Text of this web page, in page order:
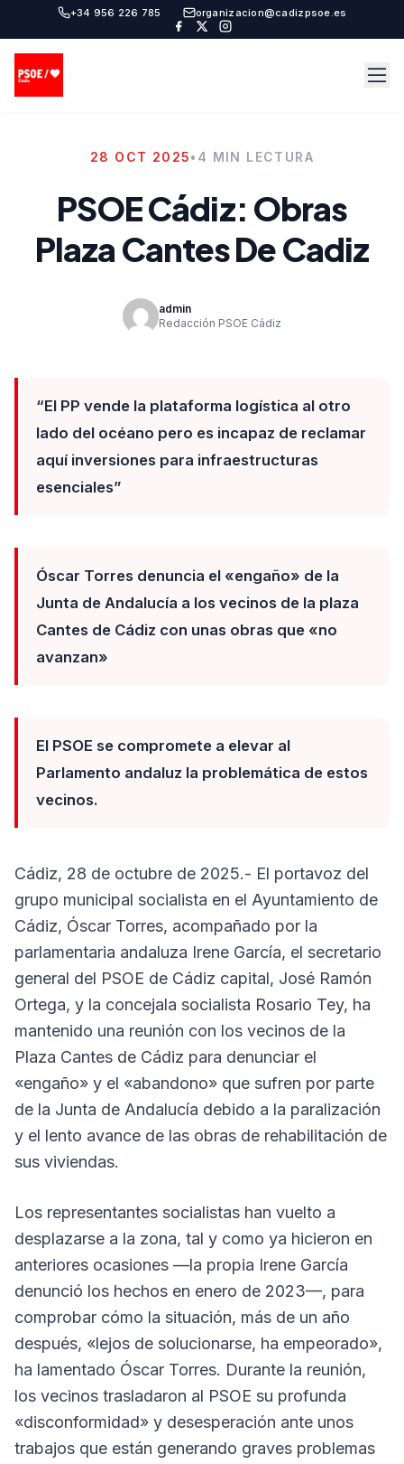
+34 956 226 785 organizacion@cadizpsoe.es
28 OCT 2025• 4 MIN LECTURA
PSOE Cádiz: Obras
Plaza Cantes De Cadiz
admin
Redacción PSOE Cádiz
“El PP vende la plataforma logística al otro
lado del océano pero es incapaz de reclamar
aquí inversiones para infraestructuras
esenciales”
Óscar Torres denuncia el «engaño» de la
Junta de Andalucía a los vecinos de la plaza
Cantes de Cádiz con unas obras que «no
avanzan»
El PSOE se compromete a elevar al
Parlamento andaluz la problemática de estos
vecinos.
Cádiz, 28 de octubre de 2025.- El portavoz del
grupo municipal socialista en el Ayuntamiento de
Cádiz, Óscar Torres, acompañado por la
parlamentaria andaluza Irene García, el secretario
general del PSOE de Cádiz capital, José Ramón
Ortega, y la concejala socialista Rosario Tey, ha
mantenido una reunión con los vecinos de la
Plaza Cantes de Cádiz para denunciar el
«engaño» y el «abandono» que sufren por parte
de la Junta de Andalucía debido a la paralización
y el lento avance de las obras de rehabilitación de
sus viviendas.
Los representantes socialistas han vuelto a
desplazarse a la zona, tal y como ya hicieron en
anteriores ocasiones —la propia Irene García
denunció los hechos en enero de 2023—, para
comprobar cómo la situación, más de un año
después, «lejos de solucionarse, ha empeorado»,
ha lamentado Óscar Torres. Durante la reunión,
los vecinos trasladaron al PSOE su profunda
«disconformidad» y desesperación ante unos
trabajos que están generando graves problemas